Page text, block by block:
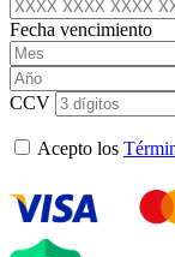
Fecha vencimiento
CCV
Acepto los